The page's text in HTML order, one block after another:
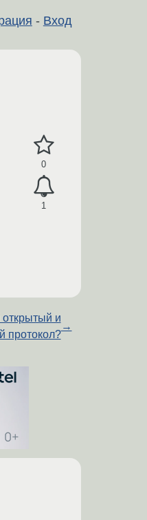
- Вход
0
1
и
протокол?
→